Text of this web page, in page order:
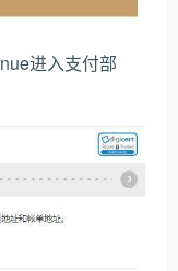
进入支付部